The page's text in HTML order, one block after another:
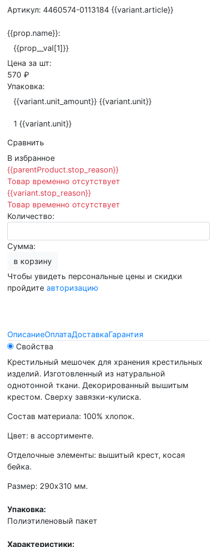
Артикул: 4460574-0113184 {{variant.article}}
{{prop.name}}:
{{prop__val[1]}}
Цена за шт:
570 ₽
Упаковка:
{{variant.unit_amount}} {{variant.unit}}
1 {{variant.unit}}
Сравнить
В избранное
{{parentProduct.stop_reason}}
Товар временно отсутствует
{{variant.stop_reason}}
Товар временно отсутствует
Количество:
Сумма:
в корзину
Чтобы увидеть персональные цены и скидки
пройдите авторизацию
ОписаниеОплатаДоставкаГарантия
Свойства
Крестильный мешочек для хранения крестильных
изделий. Изготовленный из натуральной
однотонной ткани. Декорированный вышитым
крестом. Сверху завязки-кулиска.
Состав материала: 100% хлопок.
Цвет: в ассортименте.
Отделочные элементы: вышитый крест, косая
бейка.
Размер: 290х310 мм.
Упаковка:
Полиэтиленовый пакет
Характеристики: